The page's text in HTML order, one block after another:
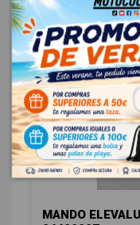
12,00 € Sin IVA
14,52 € Con
MANDO